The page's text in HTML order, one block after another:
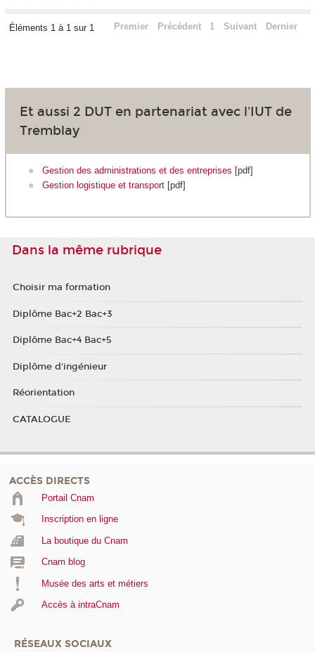
Éléments 1 à 1 sur 1 Premier Précédent 1 Suivant Dernier
Et aussi 2 DUT en partenariat avec l'IUT de
Tremblay
Gestion des administrations et des entreprises [pdf]
Gestion logistique et transport [pdf]
Dans la même rubrique
Choisir ma formation
Diplôme Bac+2 Bac+3
Diplôme Bac+4 Bac+5
Diplôme d'ingénieur
Réorientation
CATALOGUE
ACCÈS DIRECTS
Portail Cnam
Inscription en ligne
La boutique du Cnam
Cnam blog
Musée des arts et métiers
Accès à intraCnam
RÉSEAUX SOCIAUX